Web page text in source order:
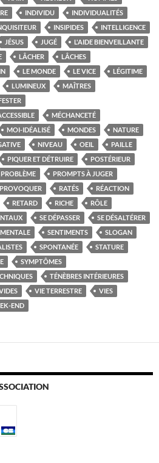
INDIVIDU
INDIVIDUALITÉS
INSIPIDES
INTELLIGENCE
JÉSUS JUGÉ
L'AIDE BIENVEILLANTE
LÂCHER
LÂCHES
LE MONDE LE VICE
LÉGITIME
LUMINEUX
MAÎTRES
MÉCHANCETÉ
MOI-IDÉALISÉ MONDES
NATURE
NIVEAU OEIL
PAILLE
PIQUER ET DÉTRUIRE
POSTÉRIEUR
PROBLÈME
PROMPTS À JUGER
PROVOQUER RATÉS
RÉACTION
RETARD RICHE
RÔLE
SE DÉPASSER
SE DÉSALTÉRER
SENTIMENTS
SLOGAN
SPONTANÉE
STATURE
SYMPTÔMES
TÉNÈBRES INTÉRIEURES
VIE TERRESTRE
VIES
END